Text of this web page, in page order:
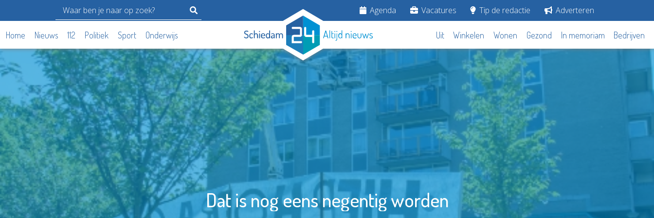
Agenda Vacatures Tip de redactie Adverteren
Home Nieuws 112 Politiek Sport Onderwijs Uit Winkelen Wonen Gezond In memoriam Bedrijven
Dat is nog eens negentig worden